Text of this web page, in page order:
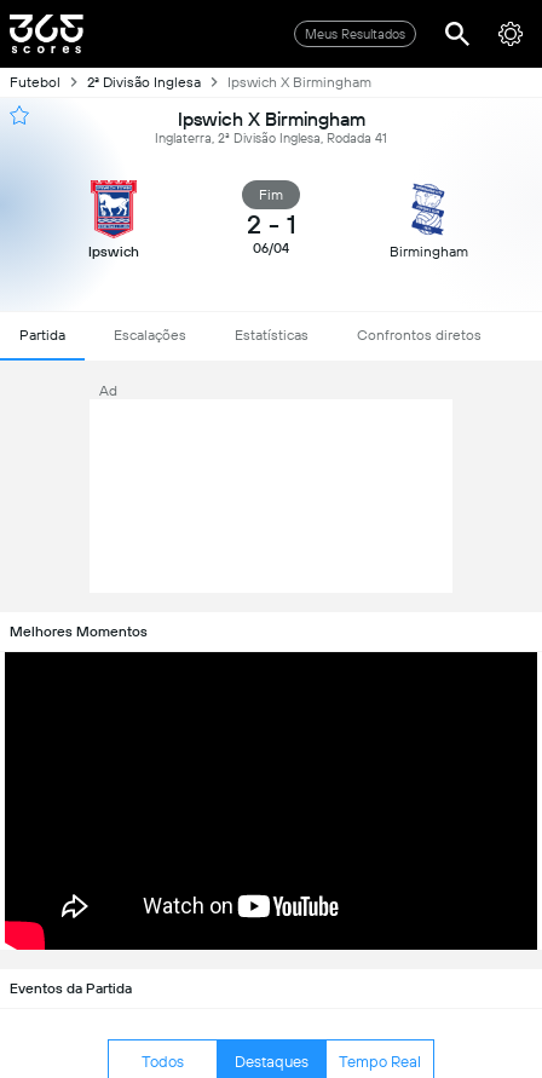
Meus Resultados
Futebol 2ª Divisão Inglesa Ipswich X Birmingham
Ipswich X Birmingham
Inglaterra, 2ª Divisão Inglesa, Rodada 41
Ipswich
Fim
2 - 1
06/04 Birmingham
Partida Escalações Estatísticas Confrontos diretos
Ad
Melhores Momentos
Eventos da Partida
Todos Destaques Tempo Real